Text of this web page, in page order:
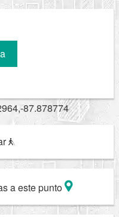
87.878774
a este punto